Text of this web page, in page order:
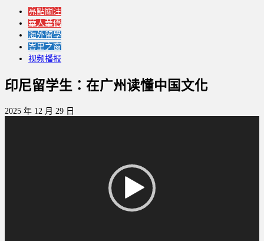
亮點關注
華人華僑
海外留學
峇里之窗
视频播报
印尼留学生：在广州读懂中国文化
2025 年 12 月 29 日